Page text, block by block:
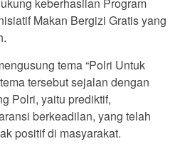
Makan Bergizi Gratis yang
tema “Polri Untuk
tersebut sejalan dengan
Polri, yaitu prediktif,
berkeadilan, yang telah
positif di masyarakat.